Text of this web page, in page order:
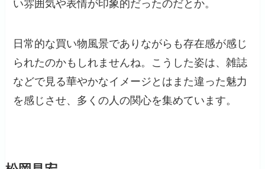
い雰囲気や表情が印象的だったのだとか。
日常的な買い物風景でありながらも存在感が感じ
られたのかもしれませんね。こうした姿は、雑誌
などで見る華やかなイメージとはまた違った魅力
を感じさせ、多くの人の関心を集めています。